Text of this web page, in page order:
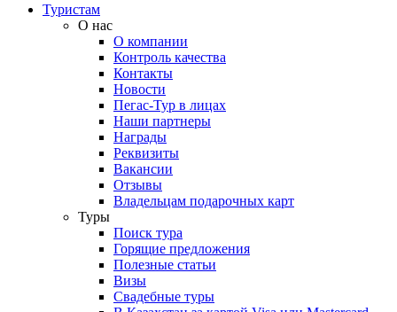
Туристам
О нас
О компании
Контроль качества
Контакты
Новости
Пегас-Тур в лицах
Наши партнеры
Награды
Реквизиты
Вакансии
Отзывы
Владельцам подарочных карт
Туры
Поиск тура
Горящие предложения
Полезные статьи
Визы
Свадебные туры